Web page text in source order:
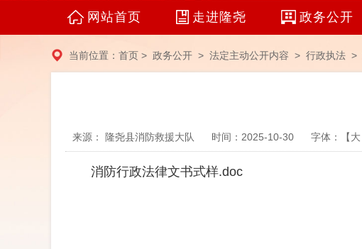
网站首页 走进隆尧 政务公开
当前位置： 首页 > 政务公开 > 法定主动公开内容 > 行政执法 >
来源： 隆尧县消防救援大队 时间：2025-10-30 字体：【大
消防行政法律文书式样.doc